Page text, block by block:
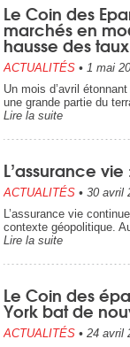
Le Coin des
marchés en
hausse des
ACTUALITÉS • 1 mai
Un mois d’avril
une grande partie du
Lire la suite
L’assurance
ACTUALITÉS • 30 avril
L’assurance vie
contexte géopolitique.
Lire la suite
Le Coin des
York bat de
ACTUALITÉS • 24 avril